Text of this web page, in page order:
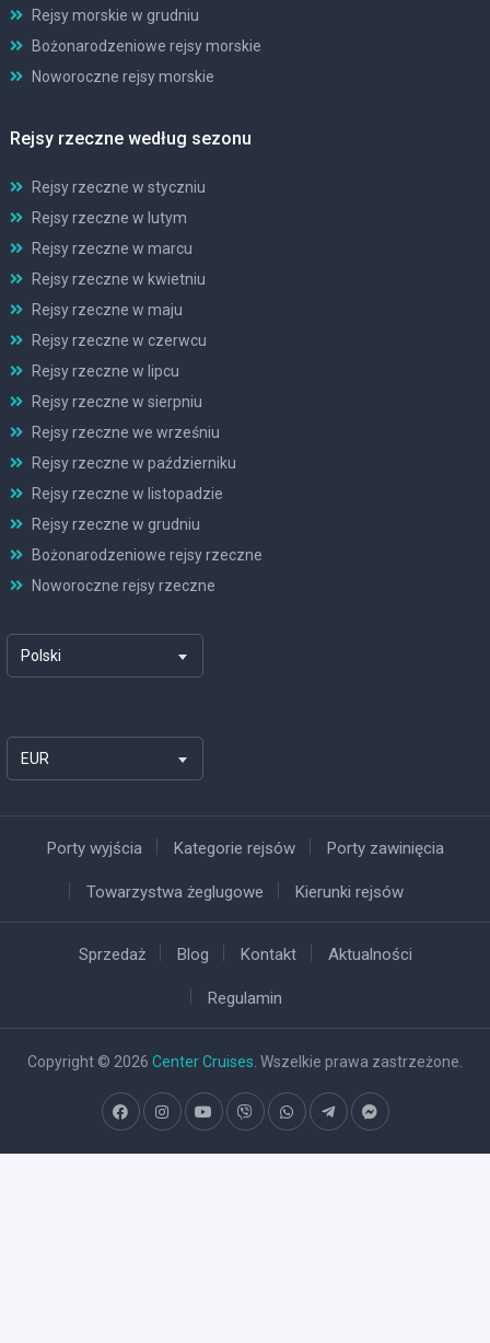
Rejsy morskie w grudniu
Bożonarodzeniowe rejsy morskie
Noworoczne rejsy morskie
Rejsy rzeczne według sezonu
Rejsy rzeczne w styczniu
Rejsy rzeczne w lutym
Rejsy rzeczne w marcu
Rejsy rzeczne w kwietniu
Rejsy rzeczne w maju
Rejsy rzeczne w czerwcu
Rejsy rzeczne w lipcu
Rejsy rzeczne w sierpniu
Rejsy rzeczne we wrześniu
Rejsy rzeczne w październiku
Rejsy rzeczne w listopadzie
Rejsy rzeczne w grudniu
Bożonarodzeniowe rejsy rzeczne
Noworoczne rejsy rzeczne
Polski
EUR
Porty wyjścia Kategorie rejsów Porty zawinięcia
Towarzystwa żeglugowe Kierunki rejsów
Sprzedaż Blog Kontakt Aktualności
Regulamin
Copyright © 2026 Center Cruises. Wszelkie prawa zastrzeżone.